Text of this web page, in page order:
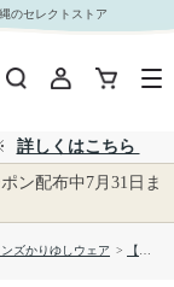
セレクト サンエー公式通販
のセレクトストア
詳しくはこちら
ン配布中7月31日ま
ズかりゆしウェア > 【送料無料】かくれんぼ沖縄柄 かりゆしウェア 1860730